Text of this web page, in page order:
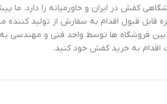
کفش در ایران و خاورمیانه را دارد.
قابل قبول اقدام به سفارش از تولید
فروشگاه ها توسط واحد فنی و مهندسی به
اقدام به خرید کفش خود کنید.